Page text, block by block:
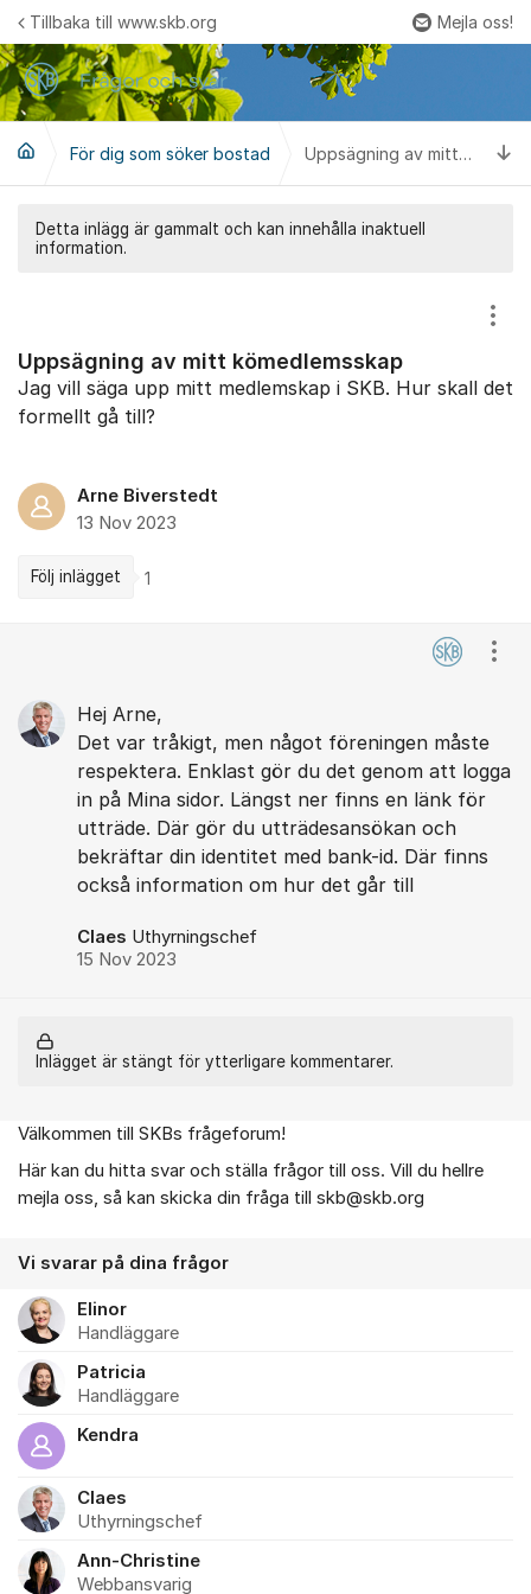
Hoppa till innehåll
Tillbaka till www.skb.org Mejla oss!
För dig som söker bostad Uppsägning av mitt kömedlemsskap
Detta inlägg är gammalt och kan innehålla inaktuell
information.
Uppsägning av mitt kömedlemsskap
Jag vill säga upp mitt medlemskap i SKB. Hur skall det
formellt gå till?
Arne Biverstedt
13 Nov 2023
Följ inlägget 1
Hej Arne,
Det var tråkigt, men något föreningen måste
respektera. Enklast gör du det genom att logga
in på Mina sidor. Längst ner finns en länk för
utträde. Där gör du utträdesansökan och
bekräftar din identitet med bank-id. Där finns
också information om hur det går till
Claes Uthyrningschef
15 Nov 2023
Inlägget är stängt för ytterligare kommentarer.
Om forumet
Välkommen till SKBs frågeforum!
Här kan du hitta svar och ställa frågor till oss. Vill du hellre
mejla oss, så kan skicka din fråga till skb@skb.org
Vi svarar på dina frågor
Elinor
Handläggare
Patricia
Handläggare
Kendra
Claes
Uthyrningschef
Ann-Christine
Webbansvarig